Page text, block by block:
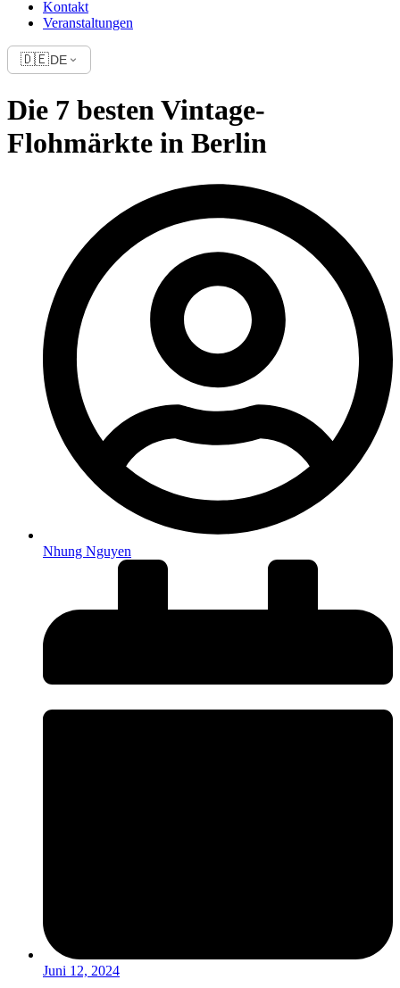
Kontakt
Veranstaltungen
🇩🇪DE
Die 7 besten Vintage-
Flohmärkte in Berlin
Nhung Nguyen
Juni 12, 2024